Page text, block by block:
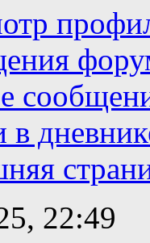
в
22:49